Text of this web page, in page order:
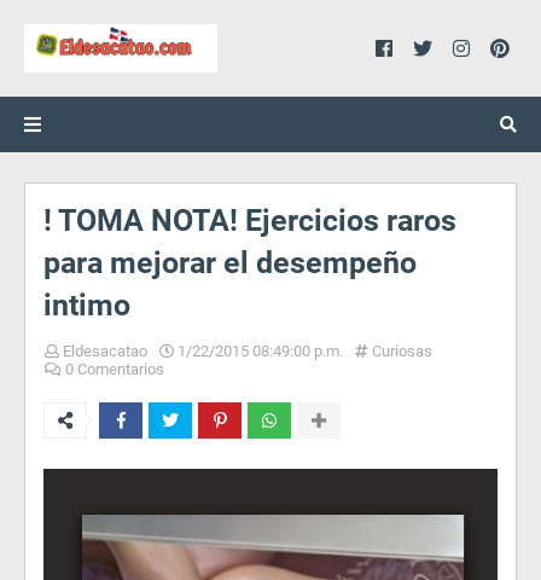
! TOMA NOTA! Ejercicios raros
para mejorar el desempeño
intimo
Eldesacatao 1/22/2015 08:49:00 p.m.
Curiosas
0 Comentarios